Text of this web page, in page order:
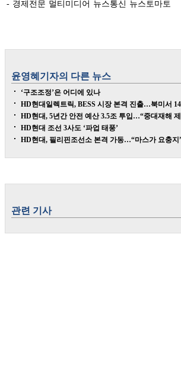
- 경제전문 멀티미디어 뉴스통신 뉴스토마토
윤영혜 기자의 다른 뉴스
‘구조조정’은 어디에 있나
HD현대일렉트릭, BESS 시장 본격 진출…북미서
HD현대, 5년간 안전 예산 3.5조 투입…“중대재해
HD현대 조선 3사도 ‘파업 태풍’
HD현대, 필리핀조선소 본격 가동…“마스가 요충지
관련 기사